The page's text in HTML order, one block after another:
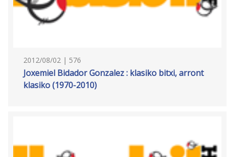
2012/08/02 | 576
Joxemiel Bidador Gonzalez : klasiko bitxi, arront
klasiko (1970-2010)